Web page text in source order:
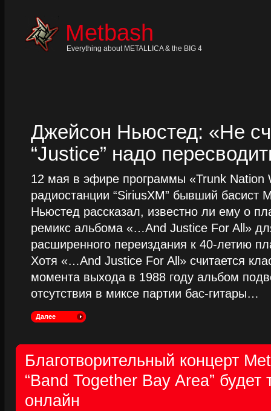
Metbash
Everything about METALLICA & the BIG 4
Джейсон Ньюстед: «Не
“Justice” надо
12 мая в эфире программы «Trunk Nation
радиостанции “SiriusXM” бывший басист
Ньюстед рассказал, известно ли ему о
ремикс альбома «…And Justice For All»
расширенного переиздания к 40-летию
Хотя «…And Justice For All» считается
момента выхода в 1988 году альбом
отсутствия в миксе партии бас-гитары…
Далее
Благотворительный концерт
“Band Together Bay Area” будет
онлайн